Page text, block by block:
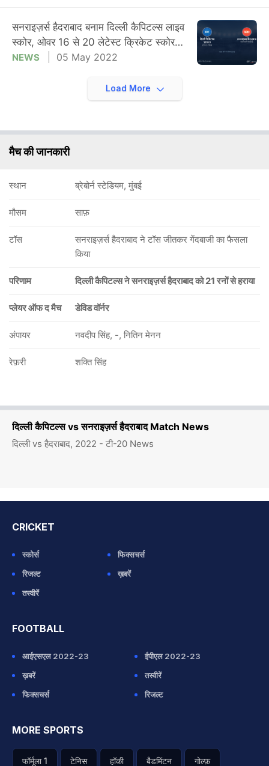
दिल्ली कैपिटल्स vs सनराइज़र्स हैदराबाद Match News
दिल्ली vs हैदराबाद, 2022 - टी-20 News
सनराइज़र्स हैदराबाद बनाम दिल्ली कैपिटल्स लाइव
स्कोर, ओवर 16 से 20 लेटेस्ट क्रिकेट स्कोर
अपडेट
NEWS 05 May 2022
Load More
मैच की जानकारी
स्थान ब्रेबोर्न स्टेडियम, मुंबई
मौसम साफ़
टॉस
सनराइज़र्स हैदराबाद ने टॉस जीतकर गेंदबाजी का फैसला
किया
परिणाम दिल्ली कैपिटल्स ने सनराइज़र्स हैदराबाद को 21 रनों से हराया
प्लेयर ऑफ द मैच डेविड वॉर्नर
अंपायर नवदीप सिंह, -, नितिन मेनन
रेफ़री शक्ति सिंह
CRICKET
स्कोर्स
फिक्सचर्स
रिजल्ट
ख़बरें
तस्वीरें
FOOTBALL
आईएसएल 2022-23
ईपीएल 2022-23
ख़बरें
तस्वीरें
फिक्सचर्स
रिजल्ट
MORE SPORTS
फॉर्मूला 1 टेनिस हॉकी बैडमिंटन गोल्फ़